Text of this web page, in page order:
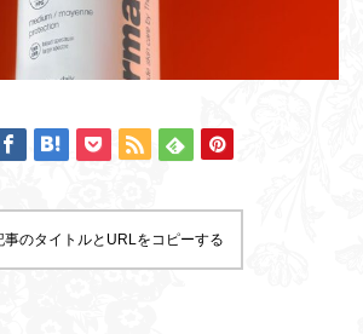
事のタイトルとURLをコピーする